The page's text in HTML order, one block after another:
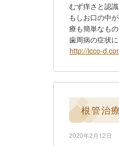
むず痒さと認識
もしお口の中
療も簡単なも
歯周病の症状
http://icco-
根管治
2020年2月12日